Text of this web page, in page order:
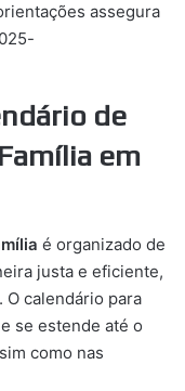
assegura
de
em
é organizado de
justa e eficiente,
calendário para
se estende até o
como nas